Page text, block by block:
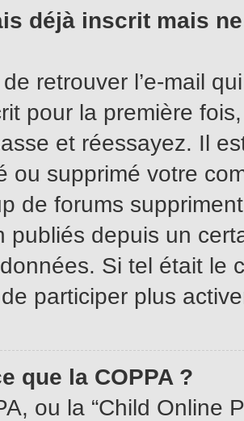
déjà inscrit mais
retrouver l’e-mail
pour la première
et réessayez. Il
ou supprimé votre
de forums
publiés depuis un
Si tel était le
participer plus
que la COPPA ?
ou la “Child Online